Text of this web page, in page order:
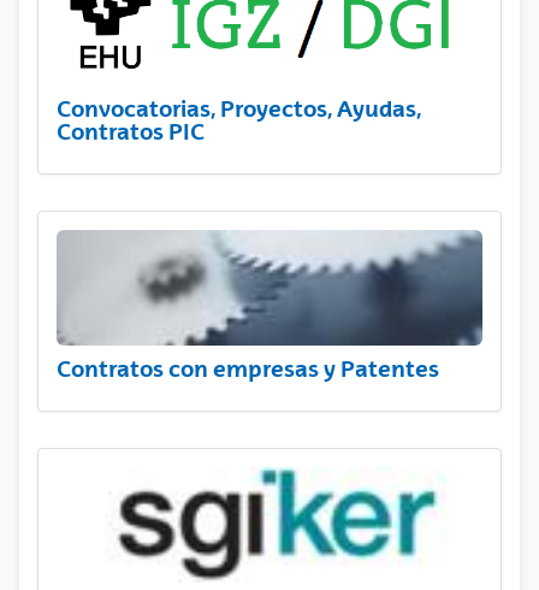
Convocatorias, Proyectos, Ayudas,
Contratos PIC
Contratos con empresas y Patentes